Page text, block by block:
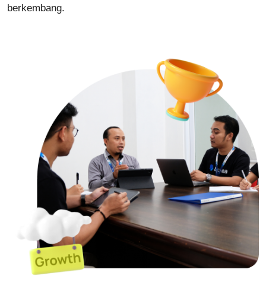
berkembang.